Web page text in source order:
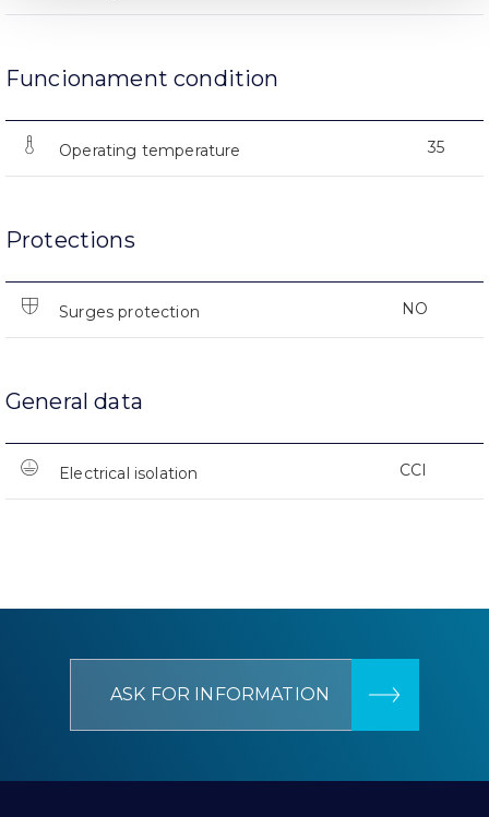
Funcionament condition
Operating temperature 35
Protections
Surges protection NO
General data
Electrical isolation CCI
ASK FOR INFORMATION